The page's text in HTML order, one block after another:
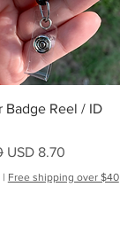
Vista rápida
Badge Reel / ID
Precio de oferta
USD 8.70
| Free shipping over $40